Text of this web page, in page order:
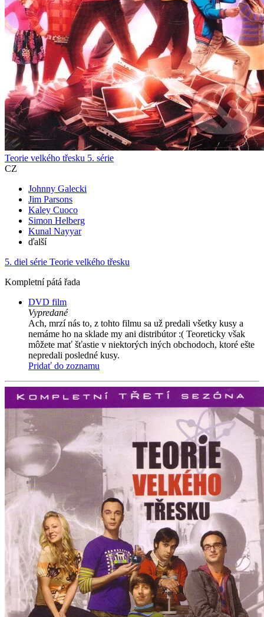
Teorie velkého třesku 5. série
CZ
Johnny Galecki
Jim Parsons
Kaley Cuoco
Simon Helberg
Kunal Nayyar
ďalší
5. diel série Teorie velkého třesku
Kompletní pátá řada
DVD film
Vypredané
Ach, mrzí nás to, z tohto filmu sa už predali všetky kusy a
nemáme ho na sklade my ani distribútor :( Teoreticky však
môžete mať šťastie v niektorých iných obchodoch, ktoré ešte
nepredali posledné kusy.
Pridať do zoznamu